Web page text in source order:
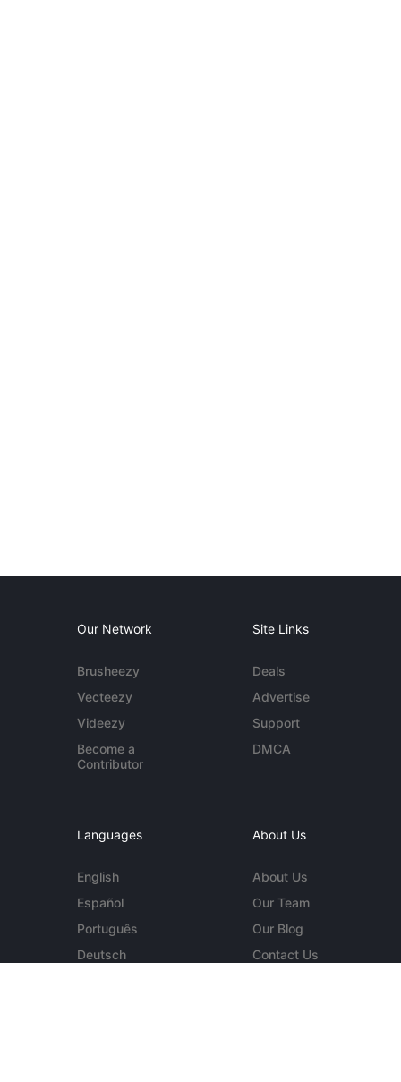
Our Network
Brusheezy
Vecteezy
Videezy
Become a
Contributor
Site Links
Deals
Advertise
Support
DMCA
Languages
English
Español
Português
Deutsch
About Us
About Us
Our Team
Our Blog
Contact Us